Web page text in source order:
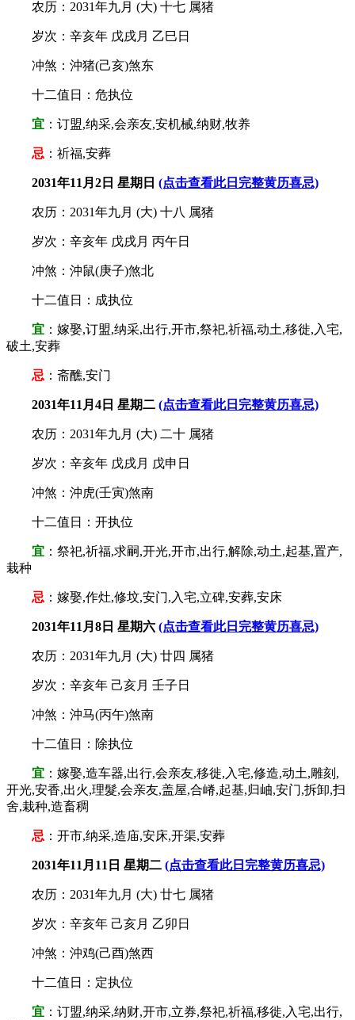
农历：2031年九月 (大) 十七 属猪
岁次：辛亥年 戊戌月 乙巳日
冲煞：沖猪(己亥)煞东
十二值日：危执位
宜 ：订盟,纳采,会亲友,安机械,纳财,牧养
忌 ：祈福,安葬
2031年11月2日 星期日 (点击查看此日完整黄历喜忌)
农历：2031年九月 (大) 十八 属猪
岁次：辛亥年 戊戌月 丙午日
冲煞：沖鼠(庚子)煞北
十二值日：成执位
宜 ：嫁娶,订盟,纳采,出行,开市,祭祀,祈福,动土,移徙,入宅,
破土,安葬
忌 ：斋醮,安门
2031年11月4日 星期二 (点击查看此日完整黄历喜忌)
农历：2031年九月 (大) 二十 属猪
岁次：辛亥年 戊戌月 戊申日
冲煞：沖虎(壬寅)煞南
十二值日：开执位
宜 ：祭祀,祈福,求嗣,开光,开市,出行,解除,动土,起基,置产,
栽种
忌 ：嫁娶,作灶,修坟,安门,入宅,立碑,安葬,安床
2031年11月8日 星期六 (点击查看此日完整黄历喜忌)
农历：2031年九月 (大) 廿四 属猪
岁次：辛亥年 己亥月 壬子日
冲煞：沖马(丙午)煞南
十二值日：除执位
宜 ：嫁娶,造车器,出行,会亲友,移徙,入宅,修造,动土,雕刻,
开光,安香,出火,理髮,会亲友,盖屋,合嵴,起基,归岫,安门,拆卸,扫
舍,栽种,造畜稠
忌 ：开市,纳采,造庙,安床,开渠,安葬
2031年11月11日 星期二 (点击查看此日完整黄历喜忌)
农历：2031年九月 (大) 廿七 属猪
岁次：辛亥年 己亥月 乙卯日
冲煞：沖鸡(己酉)煞西
十二值日：定执位
宜 ：订盟,纳采,纳财,开市,立券,祭祀,祈福,移徙,入宅,出行,